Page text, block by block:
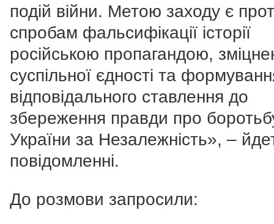
подій війни. Метою заходу є
спробам фальсифікації історії
російською пропагандою,
суспільної єдності та
відповідального ставлення до
збереження правди про
України за Незалежність», –
повідомленні.
До розмови запросили: